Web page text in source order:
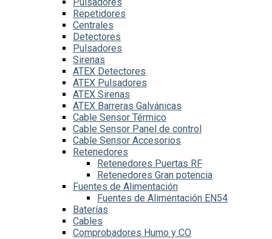
Repetidores
Centrales
Detectores
Pulsadores
Sirenas
ATEX Detectores
ATEX Pulsadores
ATEX Sirenas
ATEX Barreras Galvánicas
Cable Sensor Térmico
Cable Sensor Panel de control
Cable Sensor Accesorios
Retenedores
Retenedores Puertas RF
Retenedores Gran potencia
Fuentes de Alimentación
Fuentes de Alimentación EN54
Baterías
Cables
Comprobadores Humo y CO